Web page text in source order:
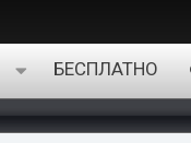
БЕСПЛАТНО